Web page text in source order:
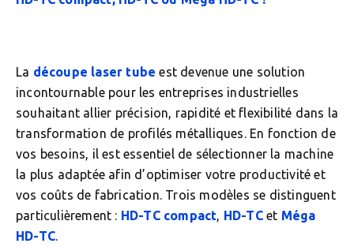
La découpe laser tube est devenue une solution
incontournable pour les entreprises industrielles
souhaitant allier précision, rapidité et flexibilité dans la
transformation de profilés métalliques. En fonction de
vos besoins, il est essentiel de sélectionner la machine
la plus adaptée afin d’optimiser votre productivité et
vos coûts de fabrication. Trois modèles se distinguent
particulièrement : HD-TC compact, HD-TCet Méga
HD-TC.